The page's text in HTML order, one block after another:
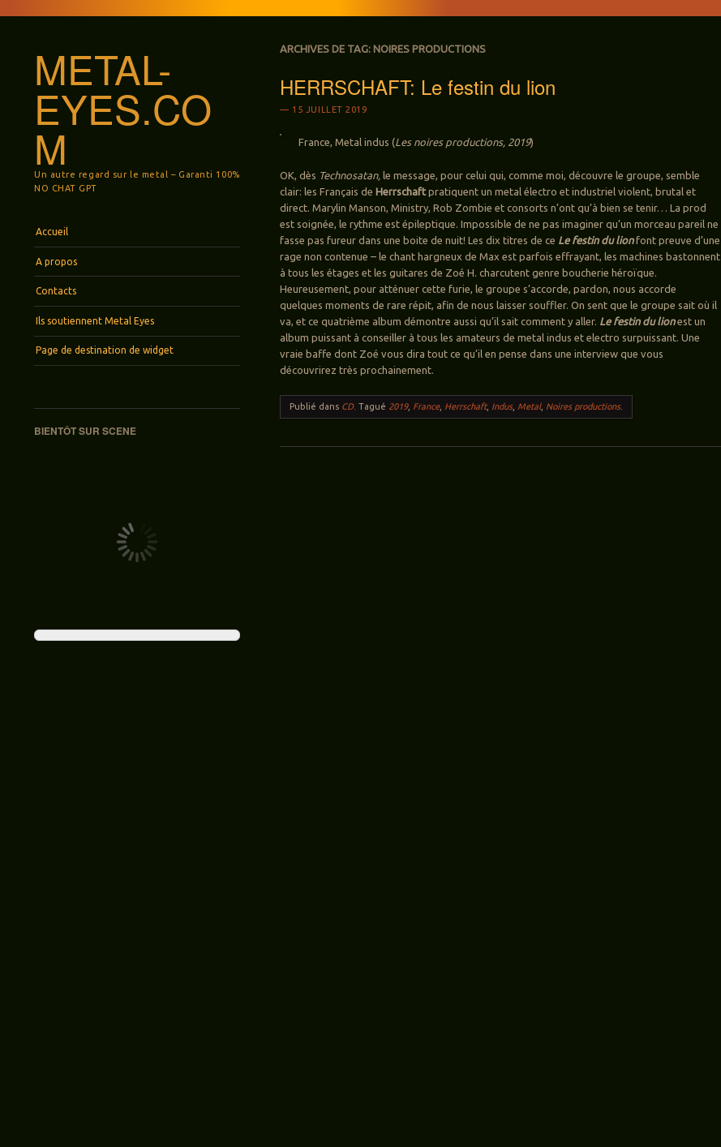
METAL-
EYES.CO
M
Un autre regard sur le metal – Garanti 100%
NO CHAT GPT
Aller au contenu principal
Accueil
A propos
Contacts
Ils soutiennent Metal Eyes
Page de destination de widget
BIENTÔT SUR SCENE
ARCHIVES DE TAG: NOIRES PRODUCTIONS
HERRSCHAFT: Le festin du lion
15 JUILLET 2019
France, Metal indus (Les noires productions, 2019)
OK, dès Technosatan, le message, pour celui qui, comme moi, découvre le groupe, semble
clair: les Français de Herrschaftpratiquent un metal électro et industriel violent, brutal et
direct. Marylin Manson, Ministry, Rob Zombie et consorts n’ont qu’à bien se tenir… La prod
est soignée, le rythme est épileptique. Impossible de ne pas imaginer qu’un morceau pareil ne
fasse pas fureur dans une boite de nuit! Les dix titres de ce Le festin du lionfont preuve d’une
rage non contenue – le chant hargneux de Max est parfois effrayant, les machines bastonnent
à tous les étages et les guitares de Zoé H. charcutent genre boucherie héroïque.
Heureusement, pour atténuer cette furie, le groupe s’accorde, pardon, nous accorde
quelques moments de rare répit, afin de nous laisser souffler. On sent que le groupe sait où il
va, et ce quatrième album démontre aussi qu’il sait comment y aller. Le festin du lionest un
album puissant à conseiller à tous les amateurs de metal indus et electro surpuissant. Une
vraie baffe dont Zoé vous dira tout ce qu’il en pense dans une interview que vous
découvrirez très prochainement.
Publié dans CD.Tagué 2019, France, Herrschaft, Indus, Metal, Noires productions.